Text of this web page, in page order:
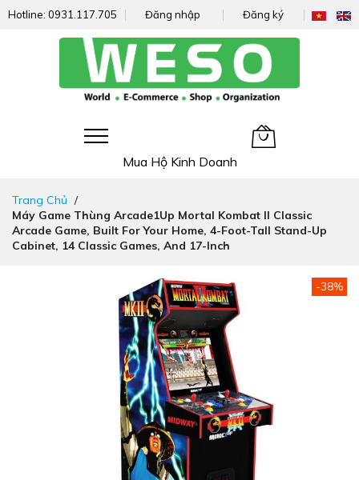
Hotline: 0931.117.705 Đăng nhập Đăng ký
Mua Hộ Kinh Doanh
nhanh
đến
nội
Trang Chủ
Máy Game Thùng Arcade1Up Mortal Kombat II Classic
Arcade Game, Built For Your Home, 4-Foot-Tall Stand-Up
Cabinet, 14 Classic Games, And 17-Inch
-38%